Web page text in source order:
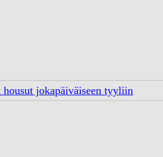
jokapäiväiseen tyyliin